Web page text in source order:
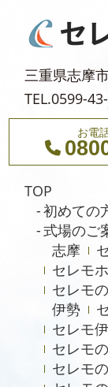
2025年1月
2024年12月
2024年11月
2024年9月
2024年8月
2024年5月
2023年7月
2021年4月
2020年6月
三重県志摩
TEL.0599-
お電
TOP
初めての
式場のご
志摩
セレモ
セレモ
伊勢
セレモ
セレモ
セレモ